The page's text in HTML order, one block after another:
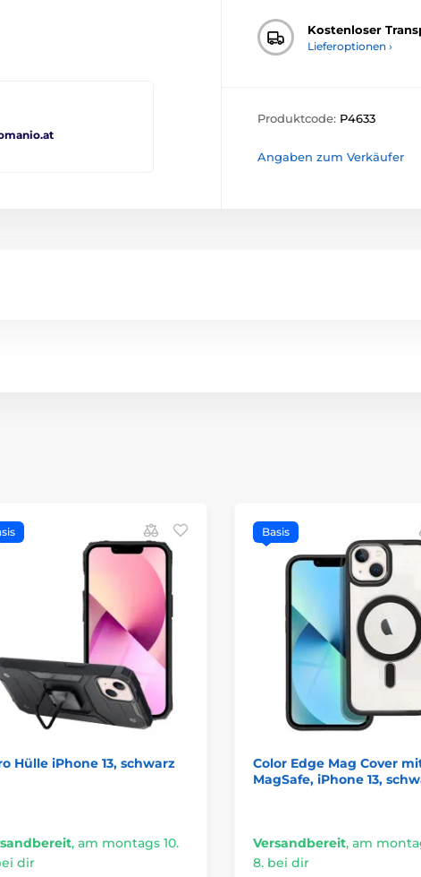
Kostenloser
Lieferoptionen ›
Produktcode: P4633
Angaben zum Verkäufer
Hülle iPhone 13, schwarz
, am montags 10.
dir
Basis
Color Edge Mag Cover
MagSafe, iPhone 13,
Versandbereit, am
8. bei dir